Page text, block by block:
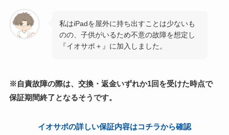
私はiPadを屋外に持ち出すことは少ないも
のの、子供がいるため不意の故障を想定し
『イオサポ＋』に加入しました。
※自責故障の際は、交換・返金いずれか1回を受けた時点で
保証期間終了となるそうです。
イオサポの詳しい保証内容はコチラから確認